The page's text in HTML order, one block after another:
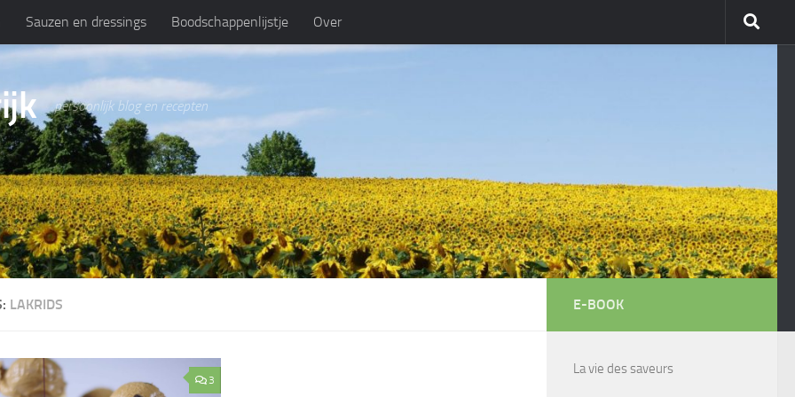
Sauzen en dressings Boodschappenlijstje Over
persoonlijk blog en recepten
LAKRIDS
3
E-BOOK
La vie des saveurs